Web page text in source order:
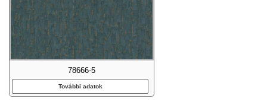
78666-5
További adatok